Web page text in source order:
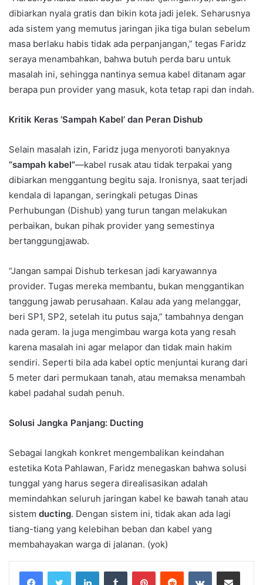
dibiarkan nyala gratis dan bikin kota jadi jelek. Seharusnya
ada sistem yang memutus jaringan jika tiga bulan sebelum
masa berlaku habis tidak ada perpanjangan,” tegas Faridz
seraya menambahkan, bahwa butuh perda baru untuk
masalah ini, sehingga nantinya semua kabel ditanam agar
berapa pun provider yang masuk, kota tetap rapi dan indah.
Kritik Keras ‘Sampah Kabel’ dan Peran Dishub
Selain masalah izin, Faridz juga menyoroti banyaknya
“sampah kabel”—kabel rusak atau tidak terpakai yang
dibiarkan menggantung begitu saja. Ironisnya, saat terjadi
kendala di lapangan, seringkali petugas Dinas
Perhubungan (Dishub) yang turun tangan melakukan
perbaikan, bukan pihak provider yang semestinya
bertanggungjawab.
“Jangan sampai Dishub terkesan jadi karyawannya
provider. Tugas mereka membantu, bukan menggantikan
tanggung jawab perusahaan. Kalau ada yang melanggar,
beri SP1, SP2, setelah itu putus saja,” tambahnya dengan
nada geram. Ia juga mengimbau warga kota yang resah
karena masalah ini agar melapor dan tidak main hakim
sendiri. Seperti bila ada kabel optic menjuntai kurang dari
5 meter dari permukaan tanah, atau memaksa menambah
kabel padahal sudah penuh.
Solusi Jangka Panjang: Ducting
Sebagai langkah konkret mengembalikan keindahan
estetika Kota Pahlawan, Faridz menegaskan bahwa solusi
tunggal yang harus segera direalisasikan adalah
memindahkan seluruh jaringan kabel ke bawah tanah atau
sistem ducting. Dengan sistem ini, tidak akan ada lagi
tiang-tiang yang kelebihan beban dan kabel yang
membahayakan warga di jalanan. (yok)
LinkedInTumblr PinterestReddit VKontakteShare via Email